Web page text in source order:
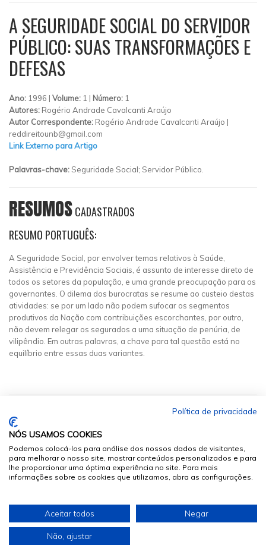
A SEGURIDADE SOCIAL DO SERVIDOR
PÚBLICO: SUAS TRANSFORMAÇÕES E
DEFESAS
Ano: 1996 | Volume: 1 | Número: 1
Autores: Rogério Andrade Cavalcanti Araújo
Autor Correspondente: Rogério Andrade Cavalcanti Araújo |
reddireitounb@gmail.com
Link Externo para Artigo
Palavras-chave: Seguridade Social; Servidor Público.
RESUMOSCADASTRADOS
RESUMO PORTUGUÊS:
A Seguridade Social, por envolver temas relativos à Saúde,
Assistência e Previdência Sociais, é assunto de interesse direto de
todos os setores da população, e uma grande preocupação para os
governantes. O dilema dos burocratas se resume ao custeio destas
atividades: se por um lado não podem sufocar os segmentos
produtivos da Nação com contribuições escorchantes, por outro,
não devem relegar os segurados a uma situação de penúria, de
vilipêndio. Em outras palavras, a chave para tal questão está no
equilíbrio entre essas duas variantes.
© 2026 Sumários.org
. Todos os Direitos Reservados
Desenvolvido por
Política de privacidade
NÓS USAMOS COOKIES
Podemos colocá-los para análise dos nossos dados de visitantes,
para melhorar o nosso site, mostrar conteúdos personalizados e para
lhe proporcionar uma óptima experiência no site. Para mais
informações sobre os cookies que utilizamos, abra as configurações.
Aceitar todos Negar
Não, ajustar